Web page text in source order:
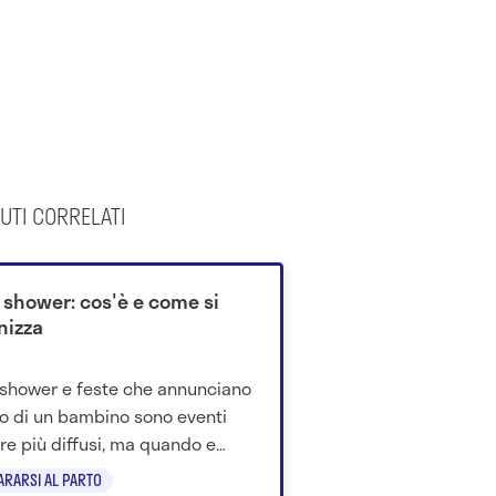
CORRELATI
AL PARTO
shower: cos'è e come si
e feste che annunciano
di un bambino sono eventi
più diffusi, ma quando e
si organizzano? Ecco quello